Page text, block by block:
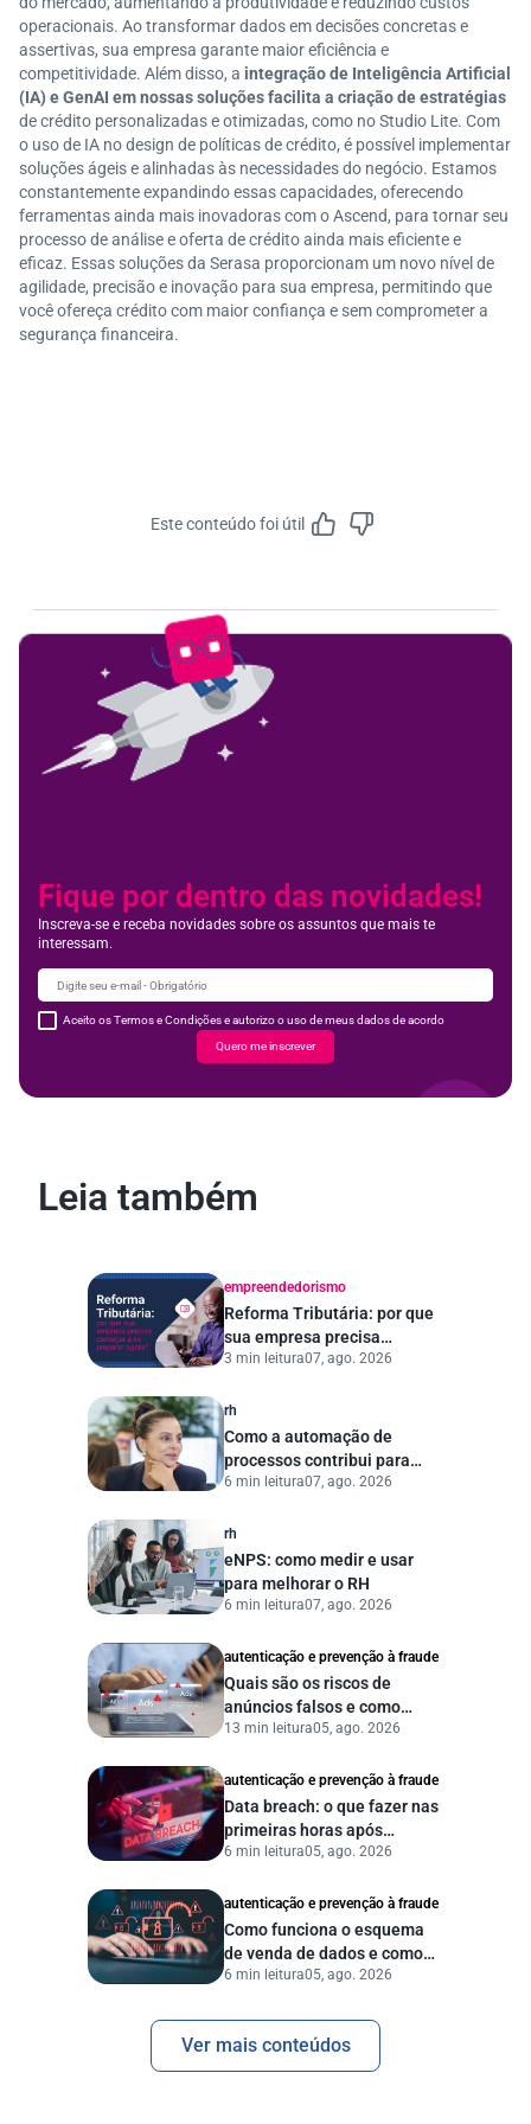
operacionais. Ao transformar dados em decisões concretas e
assertivas, sua empresa garante maior eficiência e
competitividade. Além disso, a integração de Inteligência Artificial
(IA) e GenAI em nossas soluções facilita a criação de estratégias
de crédito personalizadas e otimizadas, como no Studio Lite. Com
o uso de IA no design de políticas de crédito, é possível implementar
soluções ágeis e alinhadas às necessidades do negócio. Estamos
constantemente expandindo essas capacidades, oferecendo
ferramentas ainda mais inovadoras com o Ascend, para tornar seu
processo de análise e oferta de crédito ainda mais eficiente e
eficaz. Essas soluções da Serasa proporcionam um novo nível de
agilidade, precisão e inovação para sua empresa, permitindo que
você ofereça crédito com maior confiança e sem comprometer a
segurança financeira.
Este conteúdo foi útil
Fique por dentro das novidades!
Inscreva-se e receba novidades sobre os assuntos que mais te
interessam.
Aceito os Termos e Condições e autorizo o uso de meus dados de acordo
Quero me inscrever
Leia também
empreendedorismo
Reforma Tributária: por que
sua empresa precisa
começar a se preparar
3 min leitura07, ago. 2026
rh
Como a automação de
processos contribui para
uma gestão pública mais
6 min leitura07, ago. 2026
rh
eNPS: como medir e usar
para melhorar o RH
6 min leitura07, ago. 2026
autenticação e prevenção à fraude
Quais são os riscos de
anúncios falsos e como
proteger seu negócio?
13 min leitura05, ago. 2026
autenticação e prevenção à fraude
Data breach: o que fazer nas
primeiras horas após
vazamento de dados?
6 min leitura05, ago. 2026
autenticação e prevenção à fraude
Como funciona o esquema
de venda de dados e como
proteger sua empresa?
6 min leitura05, ago. 2026
Ver mais conteúdos